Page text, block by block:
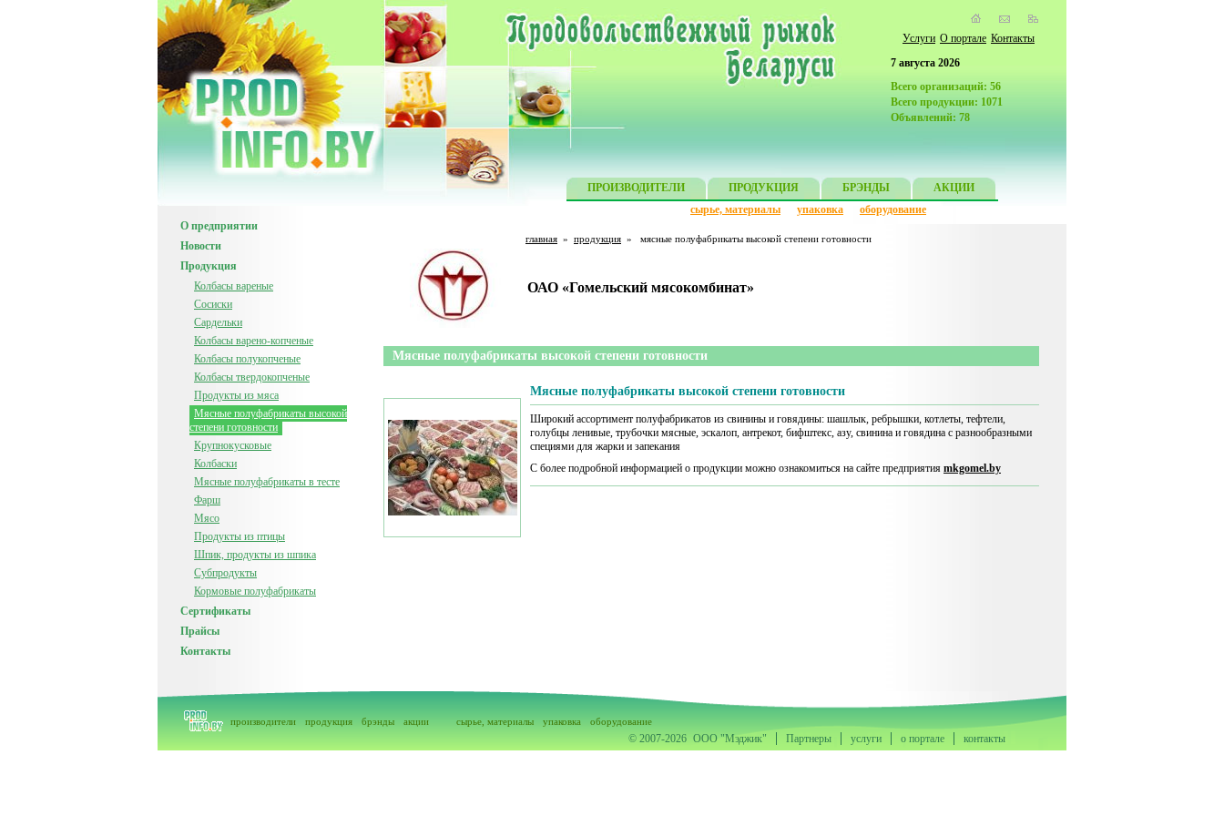
7 августа 2026
Всего организаций: 56
Всего продукции: 1071
Объявлений: 78
ПРОИЗВОДИТЕЛИ ПРОДУКЦИЯ БРЭНДЫ
АКЦИИ
сырье, материалы
упаковка оборудование
Услуги О портале Контакты
О предприятии
Новости
Продукция
Колбасы вареные
Сосиски
Сардельки
Колбасы варено-копченые
Колбасы полукопченые
Колбасы твердокопченые
Продукты из мяса
Мясные полуфабрикаты высокой
степени готовности
Крупнокусковые
Колбаски
Мясные полуфабрикаты в тесте
Фарш
Мясо
Продукты из птицы
Шпик, продукты из шпика
Субпродукты
Кормовые полуфабрикаты
Сертификаты
Прайсы
Контакты
главная » продукция » мясные полуфабрикаты высокой степени готовности
ОАО «Гомельский мясокомбинат»
Мясные полуфабрикаты высокой степени готовности
Мясные полуфабрикаты высокой степени готовности
Широкий ассортимент полуфабрикатов из свинины и говядины: шашлык, ребрышки, котлеты, тефтели,
голубцы ленивые, трубочки мясные, эскалоп, антрекот, бифштекс, азу, свинина и говядина с разнообразными
специями для жарки и запекания
С более подробной информацией о продукции можно ознакомиться на сайте предприятия mkgomel.by
производители продукция брэнды акции сырье, материалы упаковка оборудование
© 2007-2026 ООО "Мэджик" Партнеры услуги о портале контакты